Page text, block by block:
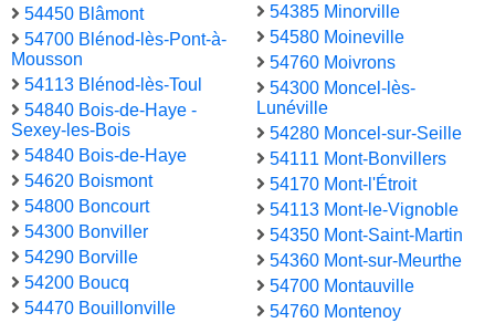
54450 Blâmont
54700 Blénod-lès-Pont-à-
Mousson
54113 Blénod-lès-Toul
54840 Bois-de-Haye -
Sexey-les-Bois
54840 Bois-de-Haye
54620 Boismont
54800 Boncourt
54300 Bonviller
54290 Borville
54200 Boucq
54470 Bouillonville
54385 Minorville
54580 Moineville
54760 Moivrons
54300 Moncel-lès-
Lunéville
54280 Moncel-sur-Seille
54111 Mont-Bonvillers
54170 Mont-l'Étroit
54113 Mont-le-Vignoble
54350 Mont-Saint-Martin
54360 Mont-sur-Meurthe
54700 Montauville
54760 Montenoy